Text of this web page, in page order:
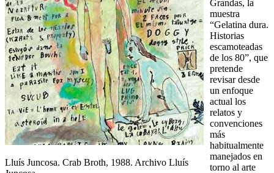
Lluís Juncosa. Crab Broth, 1988. Archivo Lluís
Grandas, la
muestra
“Gelatina dura.
Historias
escamoteadas
de los 80”, que
pretende
revisar desde
un enfoque
actual los
relatos y
convenciones
más
habitualmente
manejados en
torno al arte